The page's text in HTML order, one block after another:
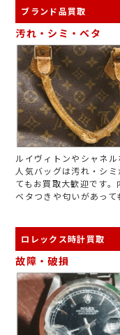
ブランド品買取
汚れ・シミ・ベタ
ルイヴィトンやシャネル
人気バッグは汚れ・シミ
てもお買取大歓迎です。
ベタつきや匂いがあって
ロレックス時計買取
故障・破損